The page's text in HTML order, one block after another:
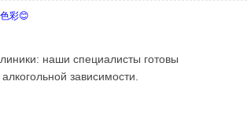
彩😊
наши специалисты готовы
зависимости.